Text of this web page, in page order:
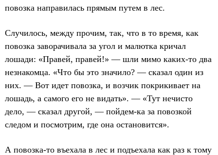
повозка направилась прямым путем в лес.
Случилось, между прочим, так, что в то время, как
повозка заворачивала за угол и малютка кричал
лошади: «Правей, правей!» — шли мимо каких-то два
незнакомца. «Что бы это значило? — сказал один из
них. — Вот идет повозка, и возчик покрикивает на
лошадь, а самого его не видать». — «Тут нечисто
дело, — сказал другой, — пойдем-ка за повозкой
следом и посмотрим, где она остановится».
А повозка-то въехала в лес и подъехала как раз к тому